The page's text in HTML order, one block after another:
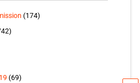
(174)
(69)